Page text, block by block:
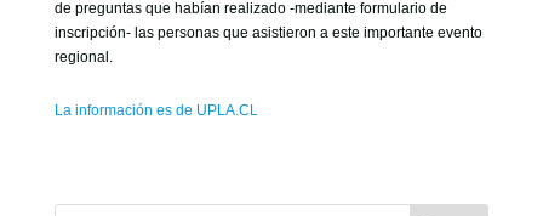
de preguntas que habían realizado -mediante formulario de
inscripción- las personas que asistieron a este importante evento
regional.
La información es de UPLA.CL